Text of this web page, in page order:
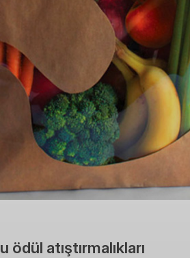
atıştırmalıkları